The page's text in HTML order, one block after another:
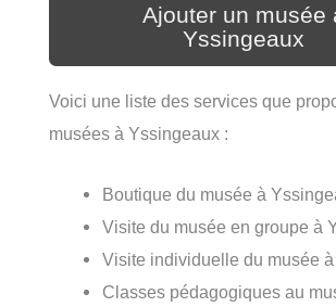
Ajouter un musée
Yssingeaux
Voici une liste des services que
musées à Yssingeaux :
Boutique du musée à
Visite du musée en groupe à
Visite individuelle du musée
Classes pédagogiques au